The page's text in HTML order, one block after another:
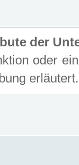
der
oder
erläutert.